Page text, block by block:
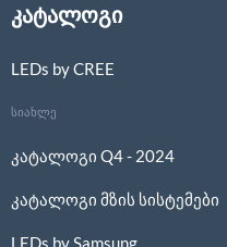
კატალოგი
LEDs by CREE
სიახლე
კატალოგი Q4 - 2024
კატალოგი მზის სისტემები
LEDs by Samsung